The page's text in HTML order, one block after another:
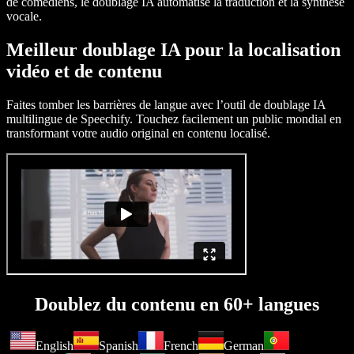
vocale.
Meilleur doublage IA pour la localisation
vidéo et de contenu
Faites tomber les barrières de langue avec l’outil de doublage IA
multilingue de Speechify. Touchez facilement un public mondial en
transformant votre audio original en contenu localisé.
Doublez du contenu en 60+ langues
English Spanish French
German